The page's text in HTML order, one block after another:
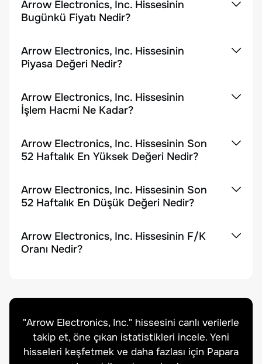
Arrow Electronics, Inc. Hissesinin
Bugünkü Fiyatı Nedir?
Arrow Electronics, Inc. Hissesinin
Piyasa Değeri Nedir?
Arrow Electronics, Inc. Hissesinin
İşlem Hacmi Ne Kadar?
Arrow Electronics, Inc. Hissesinin Son
52 Haftalık En Yüksek Değeri Nedir?
Arrow Electronics, Inc. Hissesinin Son
52 Haftalık En Düşük Değeri Nedir?
Arrow Electronics, Inc. Hissesinin F/K
Oranı Nedir?
"Arrow Electronics, Inc." hissesini canlı verilerle
takip et, öne çıkan istatistikleri incele. Yeni
hisseleri keşfetmek ve daha fazlası için Papara